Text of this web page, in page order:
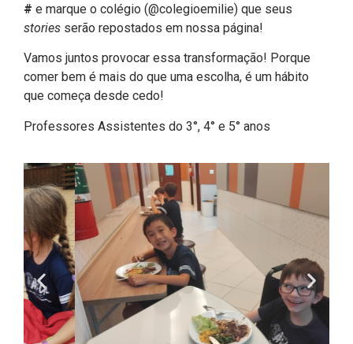
# e marque o colégio (@colegioemilie) que seus
stories serão repostados em nossa página!
Vamos juntos provocar essa transformação! Porque
comer bem é mais do que uma escolha, é um hábito
que começa desde cedo!
Professores Assistentes do 3°, 4° e 5° anos